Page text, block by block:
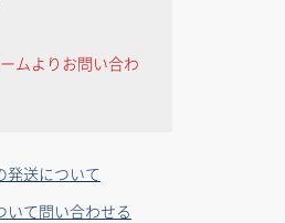
ムよりお問い合わ
発送について
いて問い合わせる